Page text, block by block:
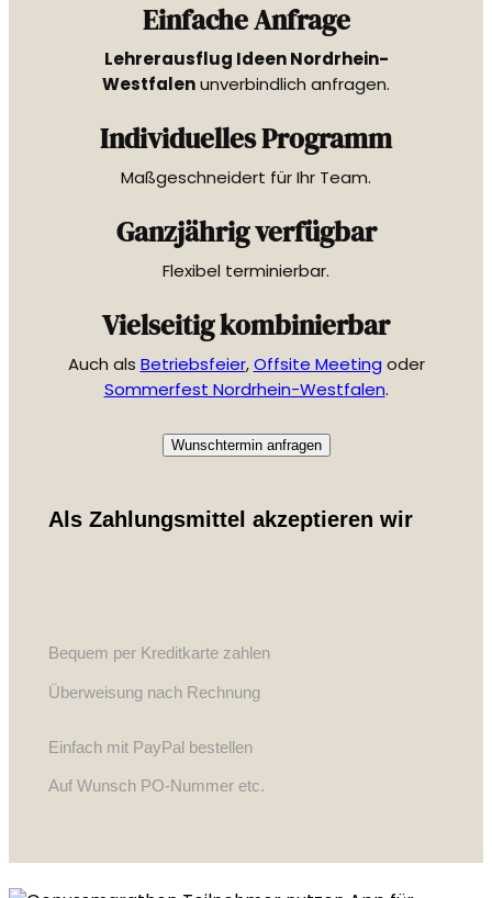
Einfache Anfrage
Lehrerausflug Ideen Nordrhein-
Westfalenunverbindlich anfragen.
Individuelles Programm
Maßgeschneidert für Ihr Team.
Ganzjährig verfügbar
Flexibel terminierbar.
Vielseitig kombinierbar
Auch als Betriebsfeier,Offsite Meeting oder
Sommerfest Nordrhein-Westfalen.
Wunschtermin anfragen
Als Zahlungsmittel akzeptieren wir
Bequem per Kreditkarte zahlen
Überweisung nach Rechnung
Einfach mit PayPal bestellen
Auf Wunsch PO-Nummer etc.